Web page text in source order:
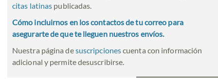
citas latinas publicadas.
Cómo incluirnos en los contactos de tu correo para
asegurarte de que te lleguen nuestros envíos.
Nuestra página desuscripcionescuenta con información
adicional y permite desuscribirse.